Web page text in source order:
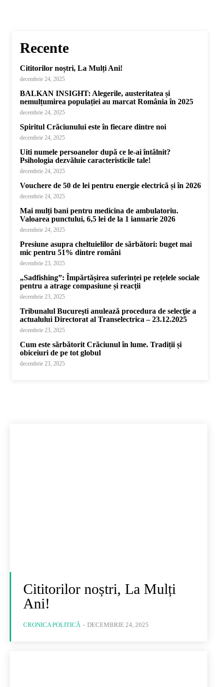
Recente
Cititorilor noștri, La Mulți Ani!
decembrie 24, 2025
BALKAN INSIGHT: Alegerile, austeritatea și
nemulțumirea populației au marcat România în 2025
decembrie 24, 2025
Spiritul Crăciunului este în fiecare dintre noi
decembrie 24, 2025
Uiti numele persoanelor după ce le-ai întâlnit?
Psihologia dezvăluie caracteristicile tale!
decembrie 24, 2025
Vouchere de 50 de lei pentru energie electrică și în 2026
decembrie 24, 2025
Mai mulți bani pentru medicina de ambulatoriu.
Valoarea punctului, 6,5 lei de la 1 ianuarie 2026
decembrie 24, 2025
Presiune asupra cheltuielilor de sărbători: buget mai
mic pentru 51% dintre români
decembrie 23, 2025
„Sadfishing”: Împărtășirea suferinței pe rețelele sociale
pentru a atrage compasiune și reacții
decembrie 23, 2025
Tribunalul Bucureşti anulează procedura de selecţie a
actualului Directorat al Transelectrica – 23.12.2025
decembrie 23, 2025
Cum este sărbătorit Crăciunul în lume. Tradiții și
obiceiuri de pe tot globul
decembrie 23, 2025
Cititorilor noștri, La Mulți
Ani!
CRONICA POLITICĂ - DECEMBRIE 24, 2025